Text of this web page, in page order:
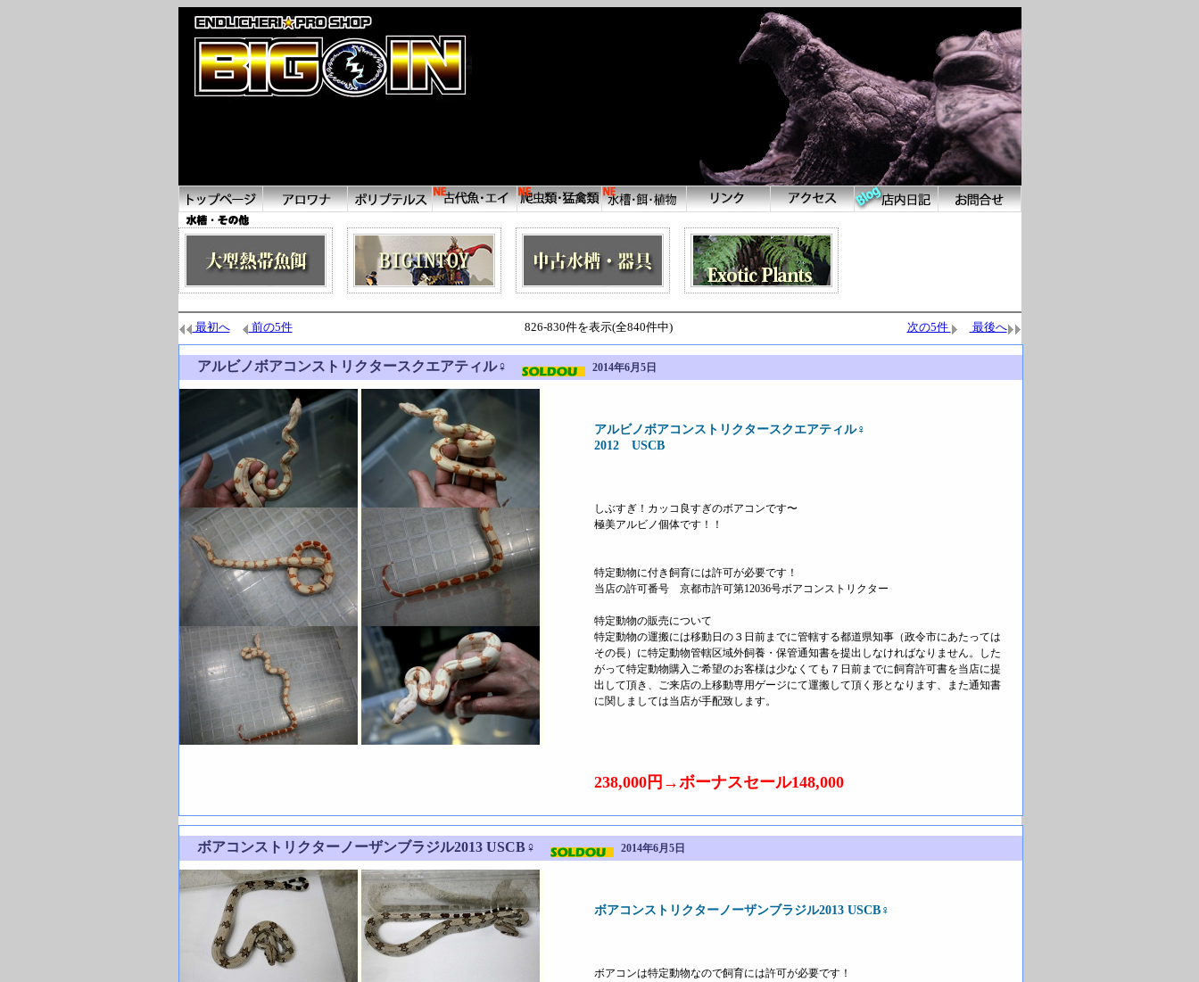
最初へ 前の5件 826-830件を表示(全840件中) 次の5件 最後へ
アルビノボアコンストリクタースクエアティル♀ 2014年6月5日
アルビノボアコンストリクタースクエアティル♀
2012 USCB
しぶすぎ！カッコ良すぎのボアコンです〜
極美アルビノ個体です！！
特定動物に付き飼育には許可が必要です！
当店の許可番号 京都市許可第12036号ボアコンストリクター
特定動物の販売について
特定動物の運搬には移動日の３日前までに管轄する都道県知事（政令市にあたっては
その長）に特定動物管轄区域外飼養・保管通知書を提出しなければなりません。した
がって特定動物購入ご希望のお客様は少なくても７日前までに飼育許可書を当店に提
出して頂き、ご来店の上移動専用ゲージにて運搬して頂く形となります、また通知書
に関しましては当店が手配致します。
238,000円→ボーナスセール148,000
ボアコンストリクターノーザンブラジル2013 USCB♀ 2014年6月5日
ボアコンストリクターノーザンブラジル2013 USCB♀
ボアコンは特定動物なので飼育には許可が必要です！